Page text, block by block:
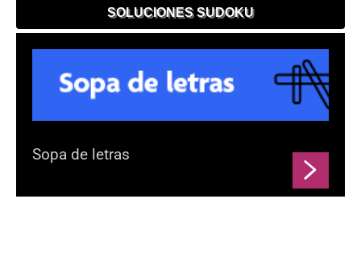
SOLUCIONES SUDOKU
Sopa de letras